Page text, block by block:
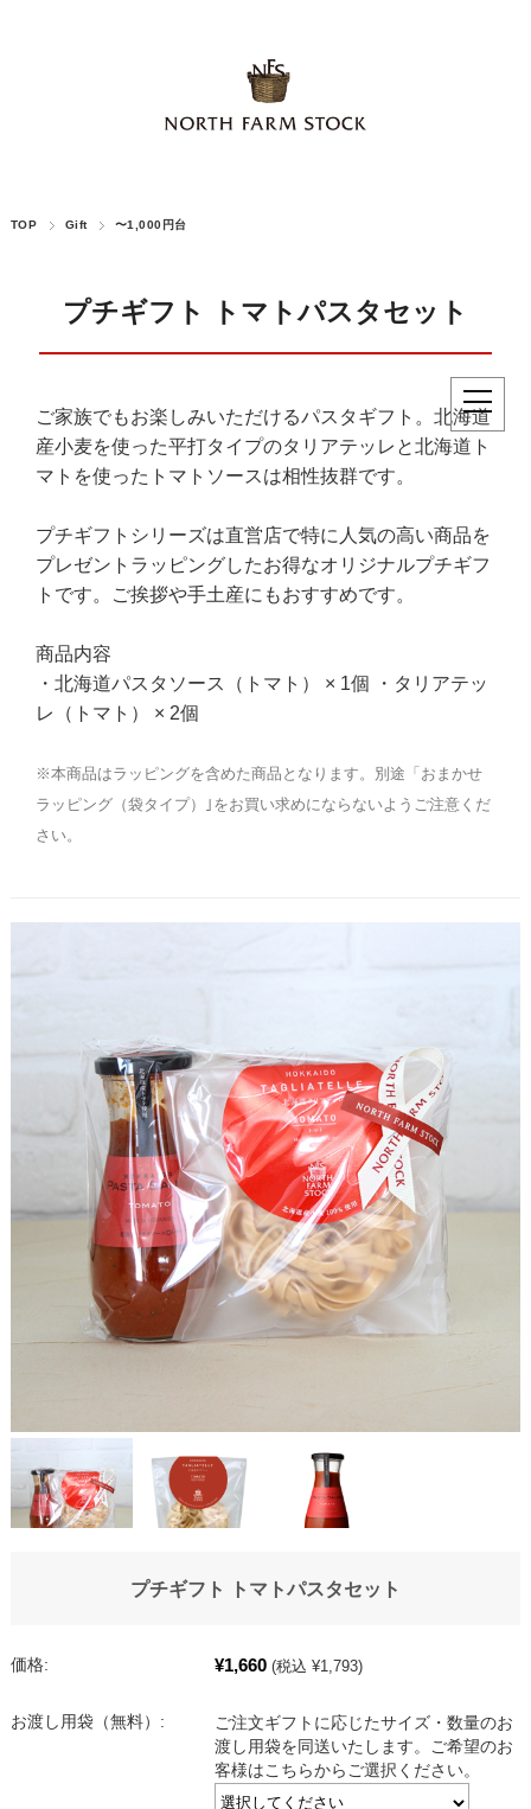
TOP Gift 〜1,000円台
プチギフト トマトパスタセット
ご家族でもお楽しみいただけるパスタギフト。北海道
産小麦を使った平打タイプのタリアテッレと北海道ト
マトを使ったトマトソースは相性抜群です。
プチギフトシリーズは直営店で特に人気の高い商品を
プレゼントラッピングしたお得なオリジナルプチギフ
トです。ご挨拶や手土産にもおすすめです。
商品内容
・北海道パスタソース（トマト） × 1個 ・タリアテッ
レ（トマト） × 2個
※本商品はラッピングを含めた商品となります。別途「おまかせ
ラッピング（袋タイプ）｣をお買い求めにならないようご注意くだ
さい。
プチギフト トマトパスタセット
価格: ¥1,660 (税込 ¥1,793)
お渡し用袋（無料）:
ご注文ギフトに応じたサイズ・数量のお
渡し用袋を同送いたします。ご希望のお
客様はこちらからご選択ください。